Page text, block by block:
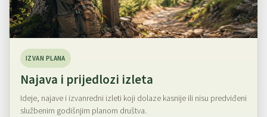
IZVAN PLANA
Najava i prijedlozi izleta
Ideje, najave i izvanredni izleti koji dolaze kasnije ili nisu predviđeni
službenim godišnjim planom društva.